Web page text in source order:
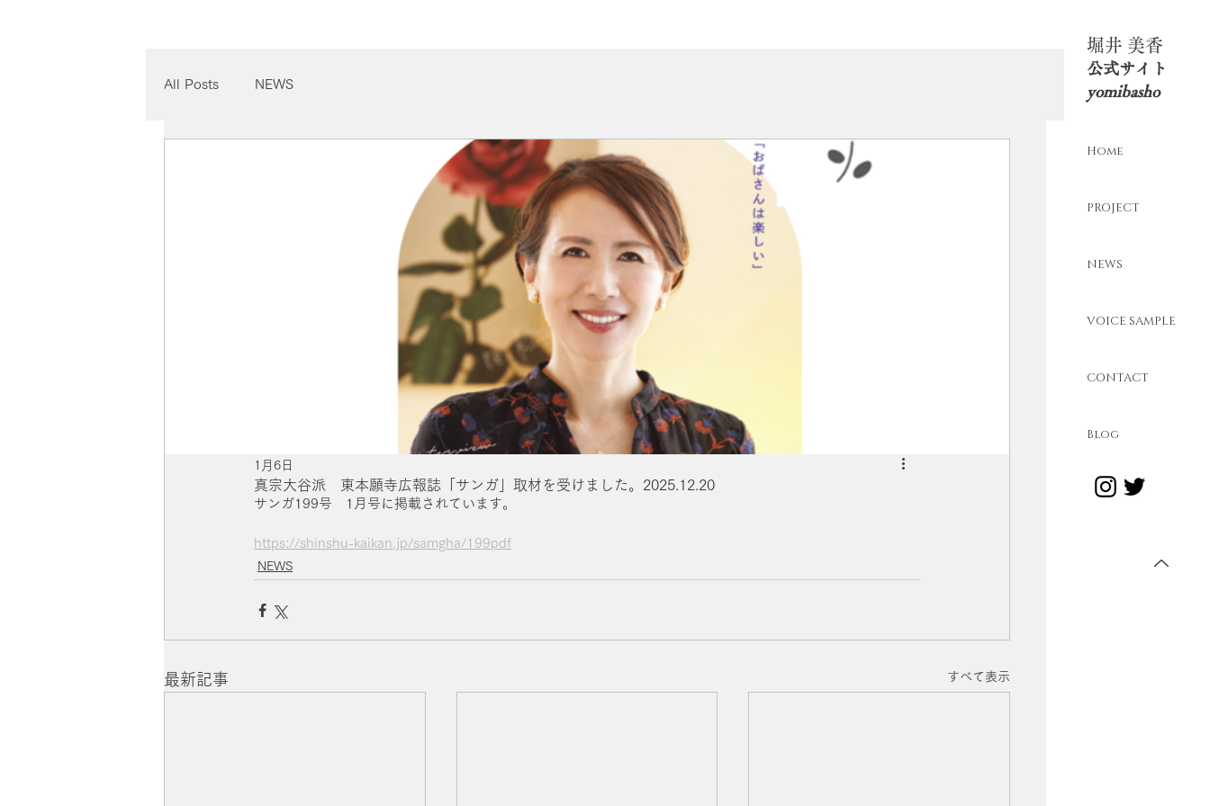
​堀井 美香
​公式サイト
yomibasho
Home
PROJECT
NEWS
VOICE SAMPLE
CONTACT
Blog
All Posts NEWS
真宗大谷派 東本願寺広報誌「サンガ」取材を受けました。2025.12.20
1月6日
サンガ199号　1月号に掲載されています。
https://shinshu-kaikan.jp/samgha/199pdf
NEWS
最新記事 すべて表示